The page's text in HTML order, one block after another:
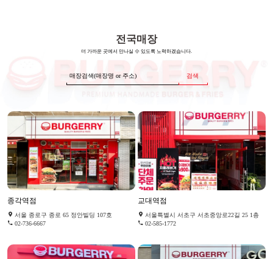
전국매장
더 가까운 곳에서 만나실 수 있도록 노력하겠습니다.
검색
종각역점
서울 종로구 종로 65 정안빌딩 107호
02-736-6667
교대역점
서울특별시 서초구 서초중앙로22길 25 1층
02-585-1772